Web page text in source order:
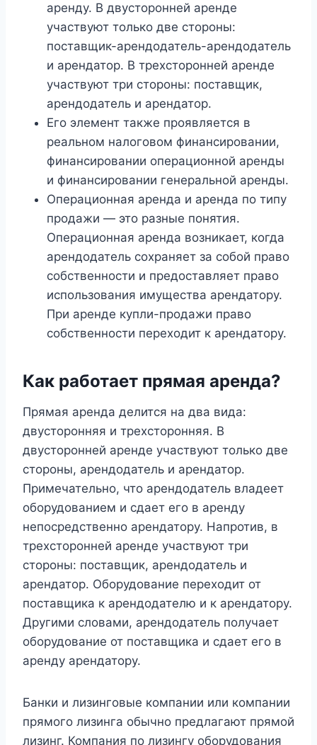
аренду. В двусторонней аренде
участвуют только две стороны:
поставщик-арендодатель-арендодатель
и арендатор. В трехсторонней аренде
участвуют три стороны: поставщик,
арендодатель и арендатор.
Его элемент также проявляется в
реальном налоговом финансировании,
финансировании операционной аренды
и финансировании генеральной аренды.
Операционная аренда и аренда по типу
продажи — это разные понятия.
Операционная аренда возникает, когда
арендодатель сохраняет за собой право
собственности и предоставляет право
использования имущества арендатору.
При аренде купли-продажи право
собственности переходит к арендатору.
Как работает прямая аренда?
Прямая аренда делится на два вида:
двусторонняя и трехсторонняя. В
двусторонней аренде участвуют только две
стороны, арендодатель и арендатор.
Примечательно, что арендодатель владеет
оборудованием и сдает его в аренду
непосредственно арендатору. Напротив, в
трехсторонней аренде участвуют три
стороны: поставщик, арендодатель и
арендатор. Оборудование переходит от
поставщика к арендодателю и к арендатору.
Другими словами, арендодатель получает
оборудование от поставщика и сдает его в
аренду арендатору.
Банки и лизинговые компании или компании
прямого лизинга обычно предлагают прямой
лизинг. Компания по лизингу оборудования